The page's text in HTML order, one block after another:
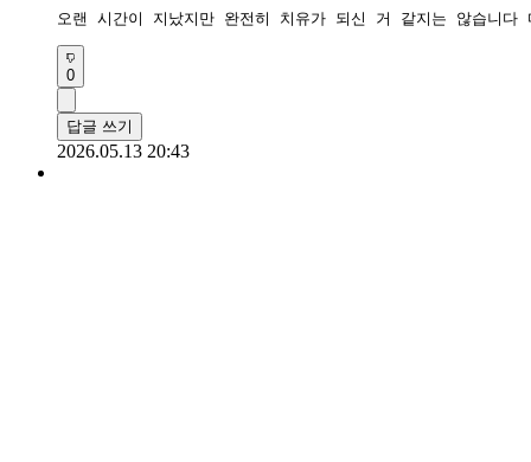
오랜 시간이 지났지만 완전히 치유가 되신 거 같지는 않습니다
0
답글 쓰기
2026.05.13 20:43